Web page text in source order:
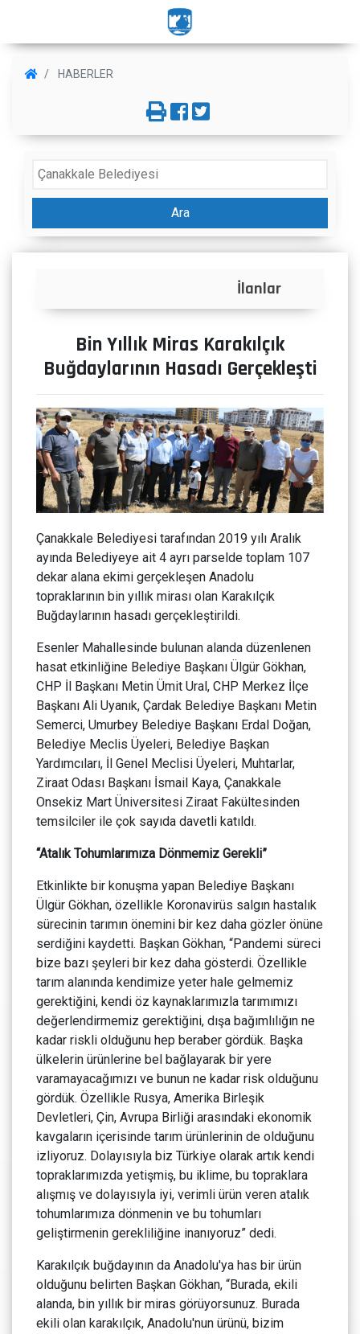
HABERLER
Ara
Bin Yıllık Miras Karakılçık
Buğdaylarının Hasadı Gerçekleşti
Çanakkale Belediyesi tarafından 2019 yılı Aralık
ayında Belediyeye ait 4 ayrı parselde toplam 107
dekar alana ekimi gerçekleşen Anadolu
topraklarının bin yıllık mirası olan Karakılçık
Buğdaylarının hasadı gerçekleştirildi.
Esenler Mahallesinde bulunan alanda düzenlenen
hasat etkinliğine Belediye Başkanı Ülgür Gökhan,
CHP İl Başkanı Metin Ümit Ural, CHP Merkez İlçe
Başkanı Ali Uyanık, Çardak Belediye Başkanı Metin
Semerci, Umurbey Belediye Başkanı Erdal Doğan,
Belediye Meclis Üyeleri, Belediye Başkan
Yardımcıları, İl Genel Meclisi Üyeleri, Muhtarlar,
Ziraat Odası Başkanı İsmail Kaya, Çanakkale
Onsekiz Mart Üniversitesi Ziraat Fakültesinden
temsilciler ile çok sayıda davetli katıldı.
“Atalık Tohumlarımıza Dönmemiz Gerekli”
Etkinlikte bir konuşma yapan Belediye Başkanı
Ülgür Gökhan, özellikle Koronavirüs salgın hastalık
sürecinin tarımın önemini bir kez daha gözler önüne
serdiğini kaydetti. Başkan Gökhan, “Pandemi süreci
bize bazı şeyleri bir kez daha gösterdi. Özellikle
tarım alanında kendimize yeter hale gelmemiz
gerektiğini, kendi öz kaynaklarımızla tarımımızı
değerlendirmemiz gerektiğini, dışa bağımlılığın ne
kadar riskli olduğunu hep beraber gördük. Başka
ülkelerin ürünlerine bel bağlayarak bir yere
varamayacağımızı ve bunun ne kadar risk olduğunu
gördük. Özellikle Rusya, Amerika Birleşik
Devletleri, Çin, Avrupa Birliği arasındaki ekonomik
kavgaların içerisinde tarım ürünlerinin de olduğunu
izliyoruz. Dolayısıyla biz Türkiye olarak artık kendi
topraklarımızda yetişmiş, bu iklime, bu topraklara
alışmış ve dolayısıyla iyi, verimli ürün veren atalık
tohumlarımıza dönmenin ve bu tohumları
geliştirmenin gerekliliğine inanıyoruz” dedi.
Karakılçık buğdayının da Anadolu'ya has bir ürün
olduğunu belirten Başkan Gökhan, “Burada, ekili
alanda, bin yıllık bir miras görüyorsunuz. Burada
ekili olan karakılçık, Anadolu'nun ürünü, bizim